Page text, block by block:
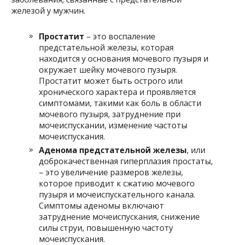
железой у мужчин.
Простатит – это воспаление
предстательной железы, которая
находится у основания мочевого пузыря и
окружает шейку мочевого пузыря.
Простатит может быть острого или
хронического характера и проявляется
симптомами, такими как боль в области
мочевого пузыря, затруднение при
мочеиспускании, изменение частоты
мочеиспускания.
Аденома предстательной железы, или
доброкачественная гиперплазия простаты,
– это увеличение размеров железы,
которое приводит к сжатию мочевого
пузыря и мочеиспускательного канала.
Симптомы аденомы включают
затруднение мочеиспускания, снижение
силы струи, повышенную частоту
мочеиспускания.